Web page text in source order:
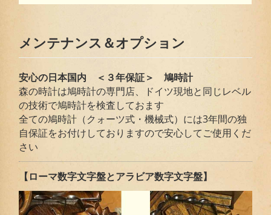
メンテナンス＆オプション
安心の日本国内 ＜３年保証＞ 鳩時計
森の時計は鳩時計の専門店、ドイツ現地と同じレベル
の技術で鳩時計を検査しておます
全ての鳩時計（クォーツ式・機械式）には3年間の独
自保証をお付けしておりますので安心してご使用くだ
さい
【ローマ数字文字盤とアラビア数字文字盤】